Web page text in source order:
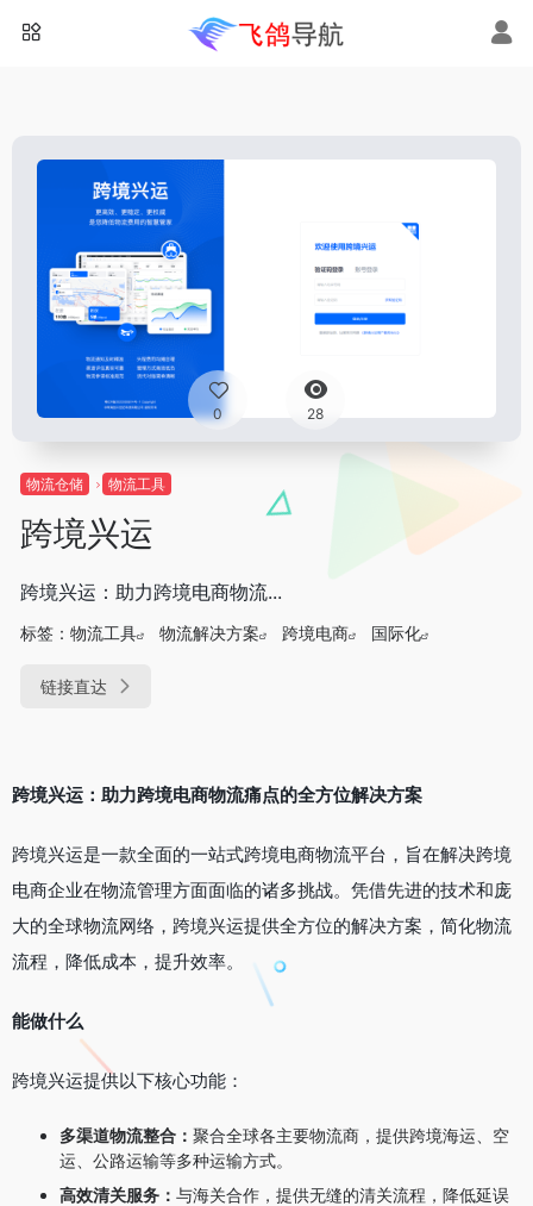
0 28
物流仓储 物流工具
跨境兴运
跨境兴运：助力跨境电商物流...
标签： 物流工具 物流解决方案 跨境电商 国际化
链接直达
跨境兴运：助力跨境电商物流痛点的全方位解决方案
跨境兴运是一款全面的一站式跨境电商物流平台，旨在解决跨境
电商企业在物流管理方面面临的诸多挑战。凭借先进的技术和庞
大的全球物流网络，跨境兴运提供全方位的解决方案，简化物流
流程，降低成本，提升效率。
能做什么
跨境兴运提供以下核心功能：
多渠道物流整合： 聚合全球各主要物流商，提供跨境海运、空
运、公路运输等多种运输方式。
高效清关服务： 与海关合作，提供无缝的清关流程，降低延误